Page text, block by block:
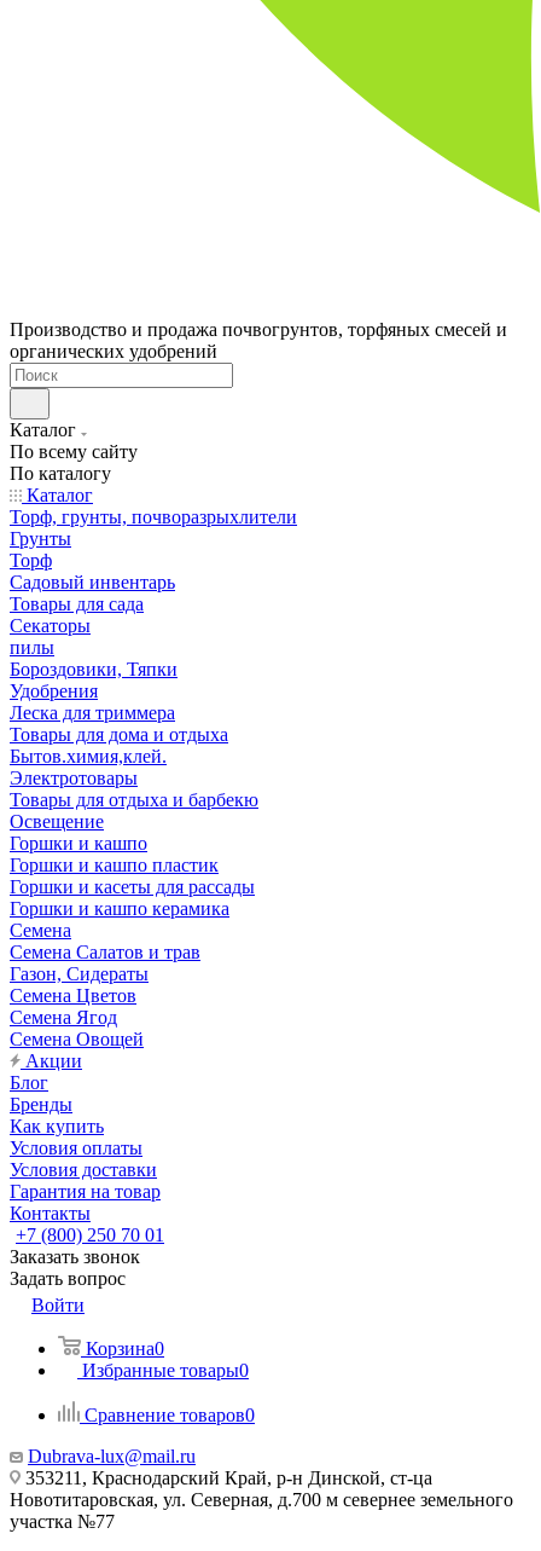
Производство и продажа почвогрунтов, торфяных смесей и
органических удобрений
Каталог
По всему сайту
По каталогу
Каталог
Торф, грунты, почворазрыхлители
Грунты
Торф
Садовый инвентарь
Товары для сада
Секаторы
пилы
Бороздовики, Тяпки
Удобрения
Леска для триммера
Товары для дома и отдыха
Бытов.химия,клей.
Электротовары
Товары для отдыха и барбекю
Освещение
Горшки и кашпо
Горшки и кашпо пластик
Горшки и касеты для рассады
Горшки и кашпо керамика
Семена
Семена Салатов и трав
Газон, Сидераты
Семена Цветов
Семена Ягод
Семена Овощей
Акции
Блог
Бренды
Как купить
Условия оплаты
Условия доставки
Гарантия на товар
Контакты
+7 (800) 250 70 01
Заказать звонок
Задать вопрос
Войти
Корзина0
Избранные товары0
Сравнение товаров0
Dubrava-lux@mail.ru
353211, Краснодарский Край, р-н Динской, ст-ца
Новотитаровская, ул. Северная, д.700 м севернее земельного
участка №77